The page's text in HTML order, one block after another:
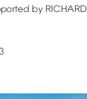
by RICHARD